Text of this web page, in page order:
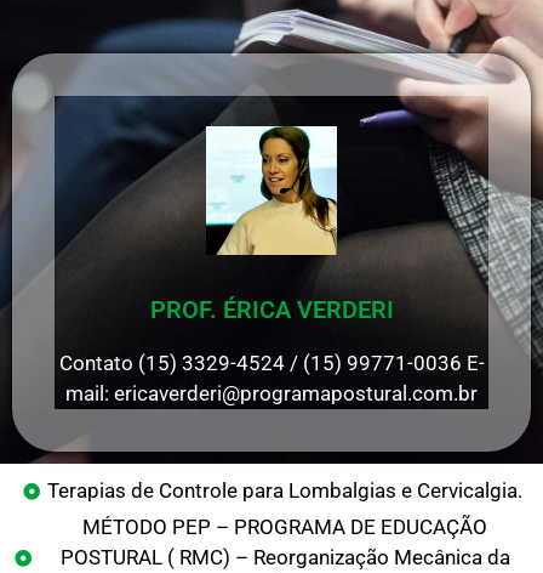
PROF. ÉRICA VERDERI
Contato (15) 3329-4524 / (15) 99771-0036 E-
mail: ericaverderi@programapostural.com.br
Terapias de Controle para Lombalgias e Cervicalgia.
MÉTODO PEP – PROGRAMA DE EDUCAÇÃO
POSTURAL ( RMC) – Reorganização Mecânica da